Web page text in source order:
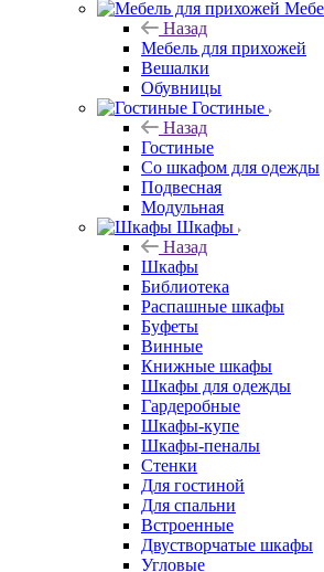
Назад
Мебель для прихожей
Вешалки
Обувницы
Гостиные
Назад
Гостиные
Со шкафом для одежды
Подвесная
Модульная
Шкафы
Назад
Шкафы
Библиотека
Распашные шкафы
Буфеты
Винные
Книжные шкафы
Шкафы для одежды
Гардеробные
Шкафы-купе
Шкафы-пеналы
Стенки
Для гостиной
Для спальни
Встроенные
Двустворчатые шкафы
Угловые